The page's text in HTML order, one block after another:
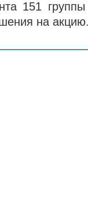
151
на акцию.